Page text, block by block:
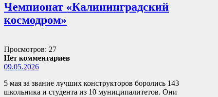
Чемпионат «Калининградский
космодром»
Просмотров: 27
Нет комментариев
09.05.2026
5 мая за звание лучших конструкторов боролись 143
школьника и студента из 10 муниципалитетов. Они